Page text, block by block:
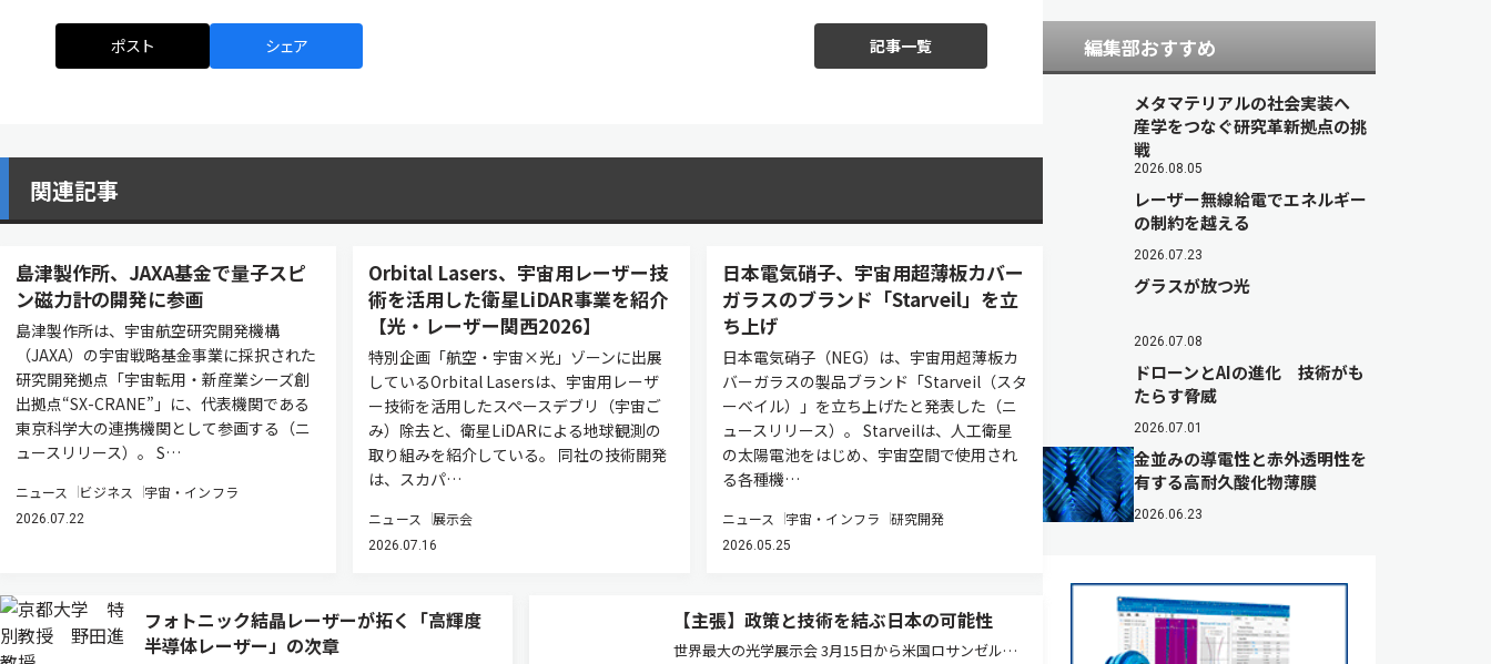
ポスト シェア 記事一覧
関連記事
島津製作所、JAXA基金で量子スピ
ン磁力計の開発に参画
島津製作所は、宇宙航空研究開発機構
（JAXA）の宇宙戦略基金事業に採択された
研究開発拠点「宇宙転用・新産業シーズ創
出拠点“SX-CRANE”」に、代表機関である
東京科学大の連携機関として参画する（ニ
ュースリリース）。 S…
ニュース ビジネス 宇宙・インフラ
2026.07.22
Orbital Lasers、宇宙用レーザー技
術を活用した衛星LiDAR事業を紹介
【光・レーザー関西2026】
特別企画「航空・宇宙×光」ゾーンに出展
しているOrbital Lasersは、宇宙用レーザ
ー技術を活用したスペースデブリ（宇宙ご
み）除去と、衛星LiDARによる地球観測の
取り組みを紹介している。 同社の技術開発
は、スカパ…
ニュース 展示会
2026.07.16
日本電気硝子、宇宙用超薄板カバー
ガラスのブランド「Starveil」を立
ち上げ
日本電気硝子（NEG）は、宇宙用超薄板カ
バーガラスの製品ブランド「Starveil（スタ
ーベイル）」を立ち上げたと発表した（ニ
ュースリリース）。 Starveilは、人工衛星
の太陽電池をはじめ、宇宙空間で使用され
る各種機…
ニュース 宇宙・インフラ 研究開発
2026.05.25
フォトニック結晶レーザーが拓く「高輝度
半導体レーザー」の次章
【主張】政策と技術を結ぶ日本の可能性
世界最大の光学展示会 3月15日から米国ロサンゼルス
編集部おすすめ
メタマテリアルの社会実装へ
産学をつなぐ研究革新拠点の挑
戦
2026.08.05
レーザー無線給電でエネルギー
の制約を越える
2026.07.23
グラスが放つ光
2026.07.08
ドローンとAIの進化 技術がも
たらす脅威
2026.07.01
金並みの導電性と赤外透明性を
有する高耐久酸化物薄膜
2026.06.23